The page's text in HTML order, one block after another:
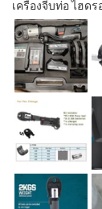
เครื่องจีบท่อ ไฮดร